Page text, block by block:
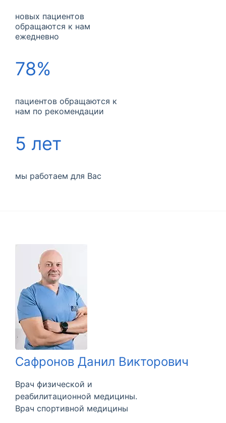
новых пациентов
обращаются к нам
ежедневно
78%
пациентов обращаются к
нам по рекомендации
5 лет
мы работаем для Вас
Сафронов Данил Викторович
Врач физической и
реабилитационной медицины.
Врач спортивной медицины